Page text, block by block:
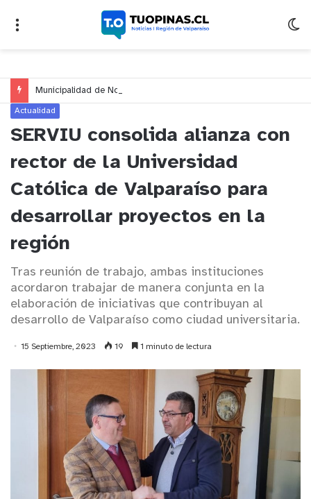
Actualidad
SERVIU consolida alianza con
rector de la Universidad
Católica de Valparaíso para
desarrollar proyectos en la
región
Tras reunión de trabajo, ambas instituciones
acordaron trabajar de manera conjunta en la
elaboración de iniciativas que contribuyan al
desarrollo de Valparaíso como ciudad universitaria.
15 Septiembre, 2023 19 1 minuto de lectura